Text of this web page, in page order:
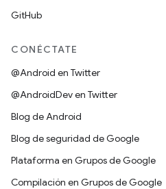
GitHub
CONÉCTATE
@Android en Twitter
@AndroidDev en Twitter
Blog de Android
Blog de seguridad de Google
Plataforma en Grupos de Google
Compilación en Grupos de Google